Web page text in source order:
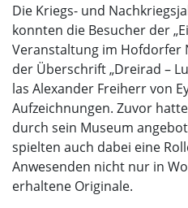
Die Kriegs- und
konnten die Besucher der
Veranstaltung im Hofdorfer
der Überschrift „Dreirad –
las Alexander Freiherr von
Aufzeichnungen. Zuvor
durch sein Museum
spielten auch dabei eine
Anwesenden nicht nur in
erhaltene Originale.